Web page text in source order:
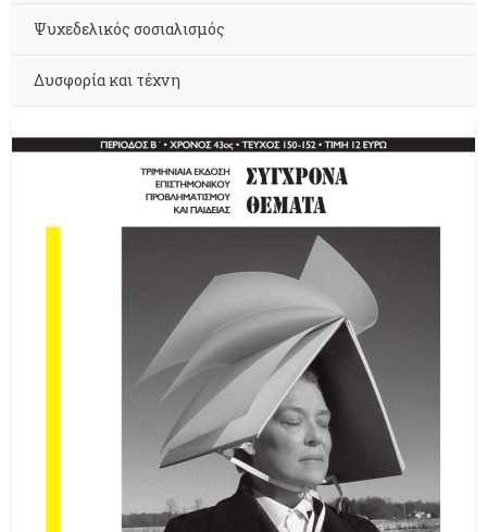
Ψυχεδελικός σοσιαλισμός
Δυσφορία και τέχνη